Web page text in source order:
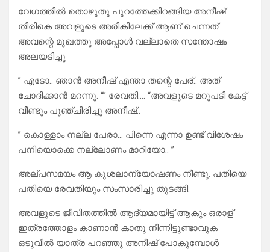
വേഗത്തിൽ തൊഴുതു പുറത്തേക്കിറങ്ങിയ അനീഷ്
തിരികെ അവളുടെ അരികിലേക്ക് ആണ് ചെന്നത്.
അവന്റെ മുഖത്തു അപ്പോൾ വല്ലാതെ സന്തോഷം
അലയടിച്ചു
” എടോ.. ഞാൻ അനീഷ് എന്താ തന്റെ പേര്.. അത്
ചോദിക്കാൻ മറന്നു. “” രേവതി…. “അവളുടെ മറുപടി കേട്ട്
വീണ്ടും പുഞ്ചിരിച്ചു അനീഷ്..
” കൊള്ളാം നല്ല പേരാ… പിന്നെ എന്നാ ഉണ്ട് വിശേഷം
പനിയൊക്കെ നല്ലോണം മാറിയോ.. ”
അല്പസമയം ആ കുശലാന്യോഷണം നീണ്ടു. പതിയെ
പതിയെ രേവതിയും സംസാരിച്ചു തുടങ്ങി.
അവളുടെ ജീവിതത്തിൽ ആദ്യമായിട്ട് ആകും ഒരാള്
ഇത്രത്തോളം കാണാൻ കാതു നിന്നിട്ടുണ്ടാവുക
ഒടുവിൽ യാത്ര പറഞ്ഞു അനീഷ് പോകുമ്പോൾ